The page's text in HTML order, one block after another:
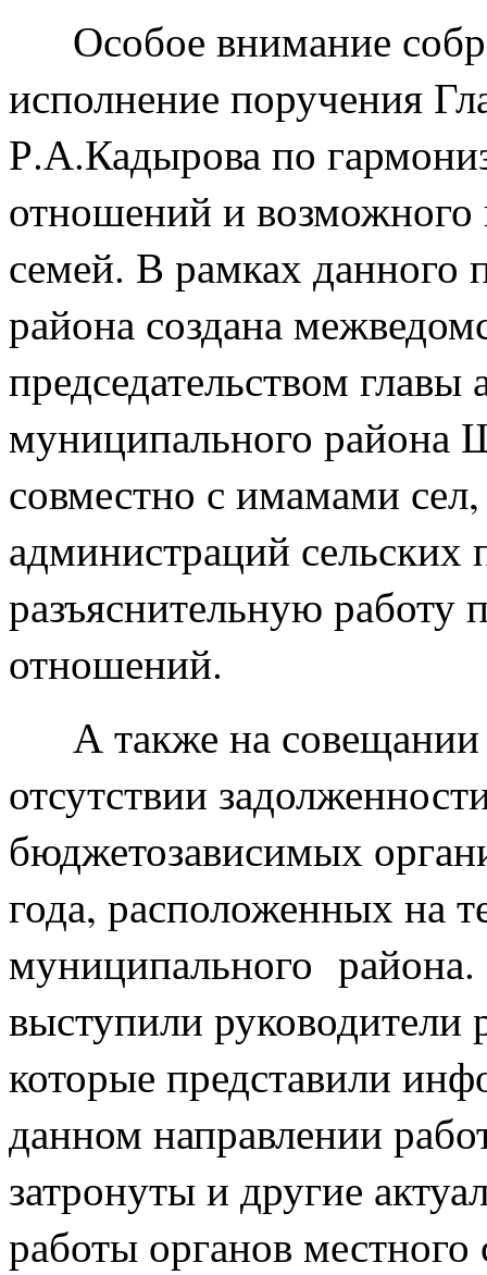
Особое внимание
исполнение поручения
Р.А.Кадырова по
отношений и возможного
семей. В рамках данного
района создана
председательством
муниципального района
совместно с имамами
администраций сельских
разъяснительную
отношений.
А также на совещании
отсутствии
бюджетозависимых
года, расположенных на
муниципального
выступили
которые представили
данном направлении
затронуты и другие
работы органов